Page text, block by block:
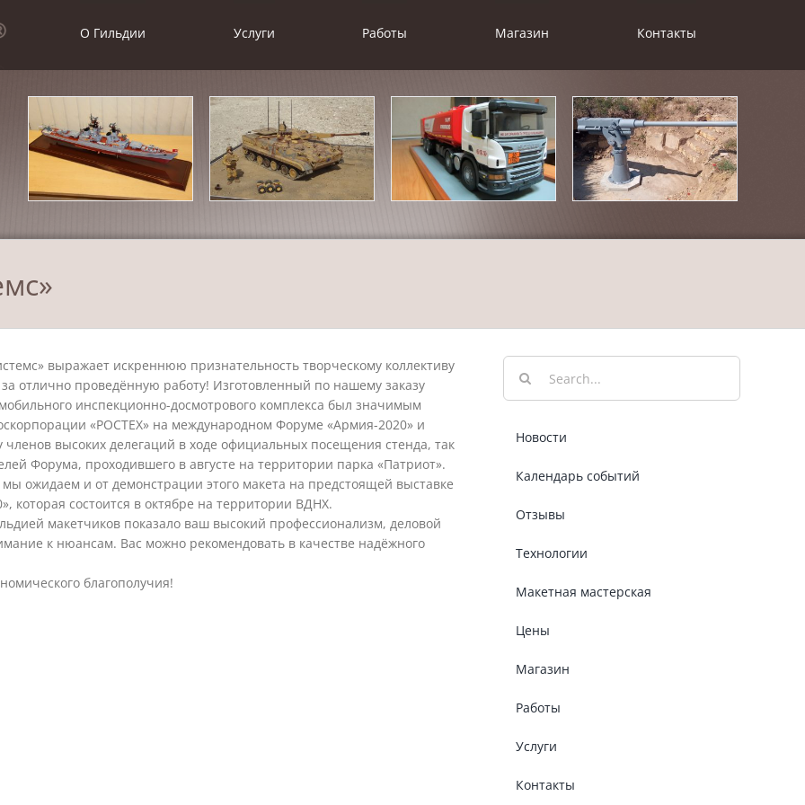
О Гильдии Услуги Работы Магазин Контакты
выражает искреннюю признательность творческому коллективу
отлично проведённую работу! Изготовленный по нашему заказу
инспекционно-досмотрового комплекса был значимым
«РОСТЕХ» на международном Форуме «Армия-2020» и
членов высоких делегаций в ходе официальных посещения стенда, так
Форума, проходившего в августе на территории парка «Патриот».
мы ожидаем и от демонстрации этого макета на предстоящей выставке
которая состоится в октябре на территории ВДНХ.
макетчиков показало ваш высокий профессионализм, деловой
к нюансам. Вас можно рекомендовать в качестве надёжного
благополучия!
Результат
поиска:
Новости
Календарь событий
Отзывы
Технологии
Макетная мастерская
Цены
Магазин
Работы
Услуги
Контакты